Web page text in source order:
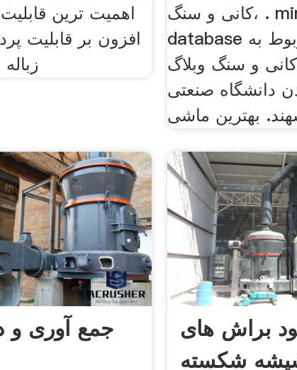
اهمیت ترین
افزون بر قابلیت
،کانی و سنگ . miners
database مطالب مربوط به
و سنگ وبلاگ
دانشگاه صنعتی
بهترین ماشی
جمع آوری و
براش های
شکسته